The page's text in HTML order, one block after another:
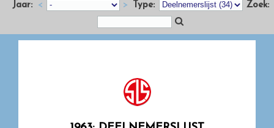
Jaar: < > Type: Zoek: